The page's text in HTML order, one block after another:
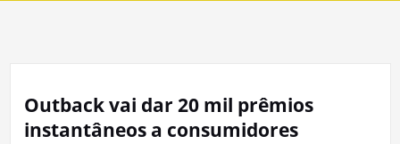
Outback vai dar 20 mil prêmios
instantâneos a consumidores